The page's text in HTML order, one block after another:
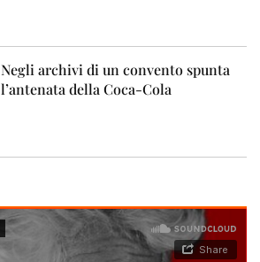
Negli archivi di un convento spunta
l’antenata della Coca-Cola